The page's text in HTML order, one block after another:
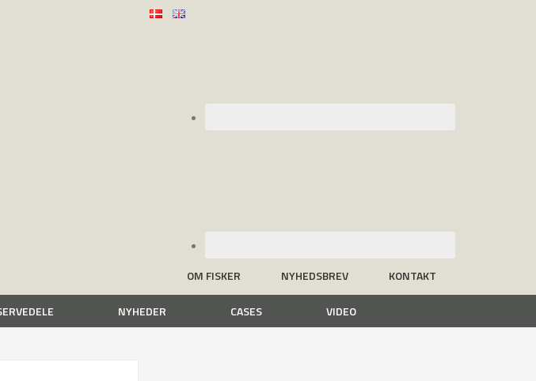
OM FISKER NYHEDSBREV KONTAKT
NYHEDER CASES VIDEO